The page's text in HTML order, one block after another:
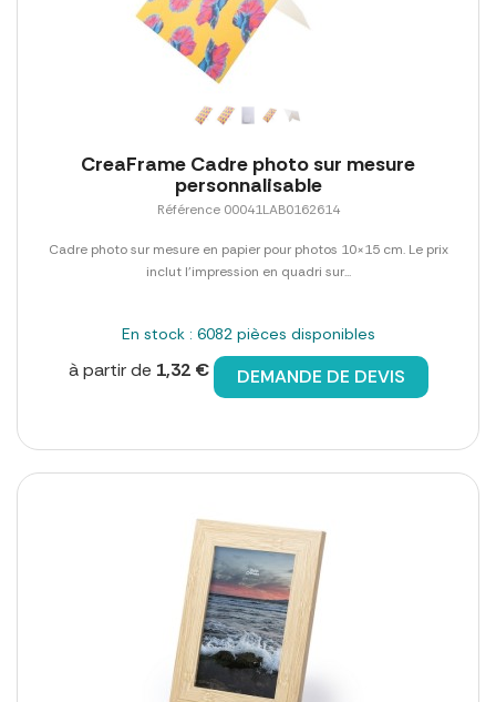
CreaFrame Cadre photo sur mesure
personnalisable
Référence 00041LAB0162614
Cadre photo sur mesure en papier pour photos 10×15 cm. Le prix
inclut l'impression en quadri sur...
En stock : 6082 pièces disponibles
à partir de 1,32 € DEMANDE DE DEVIS